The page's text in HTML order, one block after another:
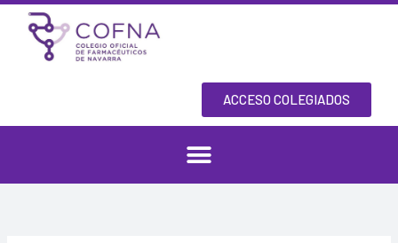
Ir
contenido
ACCESO COLEGIADOS